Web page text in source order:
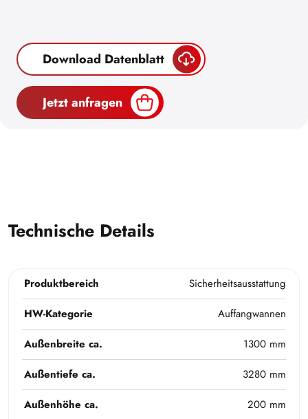
Download Datenblatt
Jetzt anfragen
Technische Details
Produktbereich
Sicherheitsausstattung
HW-Kategorie
Auffangwannen
Außenbreite ca.
1300 mm
Außentiefe ca.
3280 mm
Außenhöhe ca.
200 mm